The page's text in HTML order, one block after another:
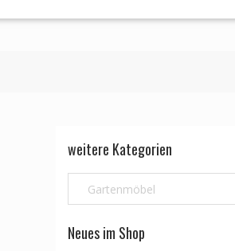
weitere Kategorien
Gartenmöbel
Neues im Shop